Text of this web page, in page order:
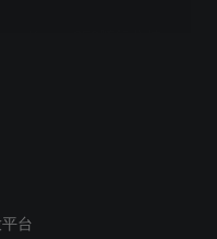
台